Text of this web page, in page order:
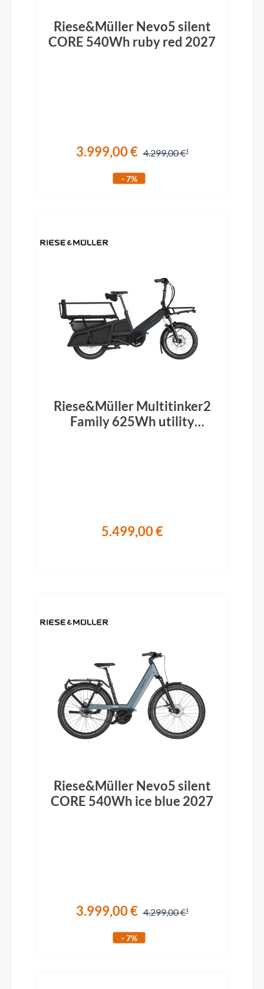
Riese&Müller Nevo5 silent
CORE 540Wh ruby red 2027
3.999,00 € 4.299,00 €
- 7%
Riese&Müller Multitinker2
Family 625Wh utility
5.499,00 €
Riese&Müller Nevo5 silent
CORE 540Wh ice blue 2027
3.999,00 € 4.299,00 €
- 7%